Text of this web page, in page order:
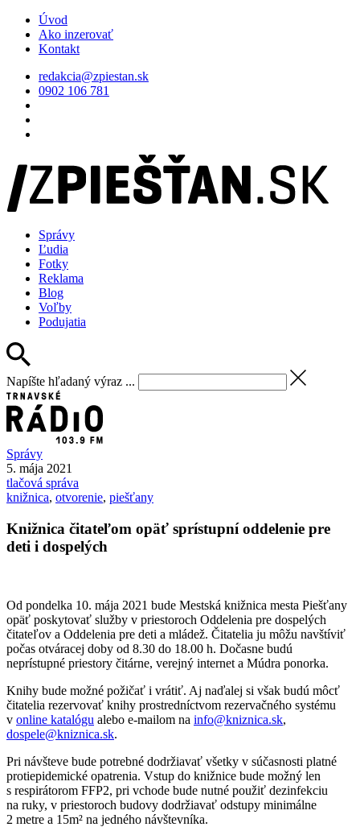
Úvod
Ako inzerovať
Kontakt
redakcia@zpiestan.sk
0902 106 781
Správy
Ľudia
Fotky
Reklama
Blog
Voľby
Podujatia
Napíšte hľadaný výraz ...
Správy
5. mája 2021
tlačová správa
knižnica, otvorenie, piešťany
Knižnica čitateľom opäť sprístupní oddelenie pre
deti i dospelých
Od pondelka 10. mája 2021 bude Mestská knižnica mesta Piešťany
opäť poskytovať služby v priestoroch Oddelenia pre dospelých
čitateľov a Oddelenia pre deti a mládež. Čitatelia ju môžu navštíviť
počas otváracej doby od 8.30 do 18.00 h. Dočasne budú
neprístupné priestory čitárne, verejný internet a Múdra ponorka.
Knihy bude možné požičať i vrátiť. Aj naďalej si však budú môcť
čitatelia rezervovať knihy prostredníctvom rezervačného systému
v online katalógu alebo e-mailom na info@kniznica.sk,
dospele@kniznica.sk.
Pri návšteve bude potrebné dodržiavať všetky v súčasnosti platné
protiepidemické opatrenia. Vstup do knižnice bude možný len
s respirátorom FFP2, pri vchode bude nutné použiť dezinfekciu
na ruky, v priestoroch budovy dodržiavať odstupy minimálne
2 metre a 15m² na jedného návštevníka.